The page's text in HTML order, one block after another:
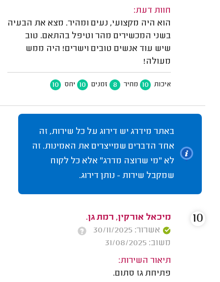
חוות דעת:
הוא היה מקצועי, נעים ומהיר. מצא את הבעיה
בשני המכשירים מהר וטיפל בהתאם. טוב
שיש עוד אנשים טובים וישרים! היה ממש
מעולה!
איכות 10 מחיר 8 זמנים 10 יחס 10
באתר מידרג יש דירוג על כל שירות, זה
אחד הדברים שמייצרים את האמינות. זה
לא "מי שרוצה מדרג" אלא כל לקוח
שמקבל שירות - נותן דירוג.
מיכאל אורקין, רמת גן.
אשרור: 30/11/2025
משוב: 31/08/2025
תיאור השירות:
פתיחת גז סתום.
10